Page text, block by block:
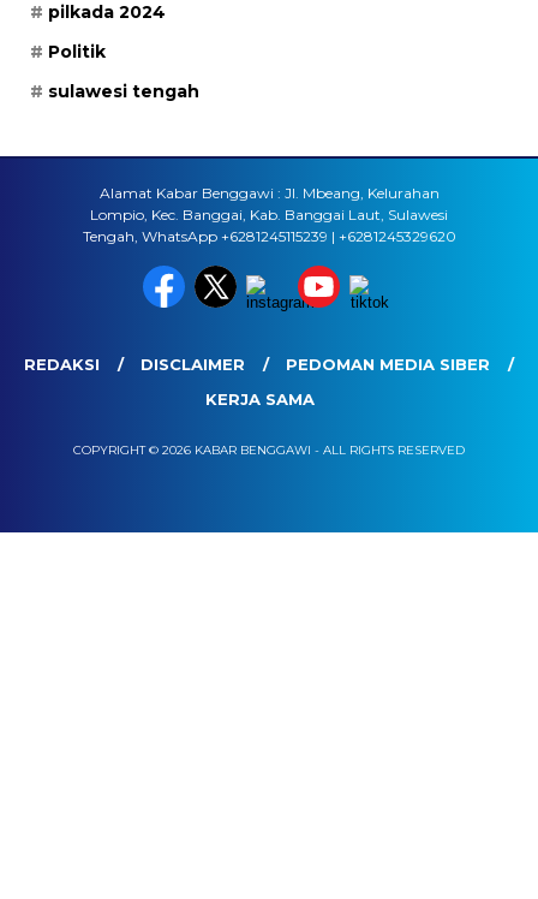
pilkada 2024
Politik
sulawesi tengah
Alamat Kabar Benggawi : Jl. Mbeang, Kelurahan
Lompio, Kec. Banggai, Kab. Banggai Laut, Sulawesi
Tengah, WhatsApp +6281245115239 | +6281245329620
REDAKSI DISCLAIMER
PEDOMAN MEDIA SIBER
KERJA SAMA
COPYRIGHT © 2026 KABAR BENGGAWI - ALL RIGHTS RESERVED